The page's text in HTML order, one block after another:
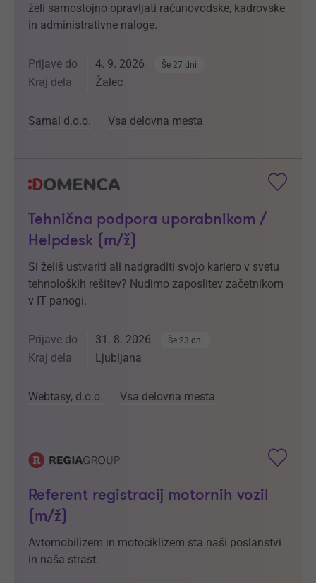
želi samostojno opravljati računovodske, kadrovske
in administrativne naloge.
Prijave do 4. 9. 2026 Še 27 dni
Kraj dela Žalec
Samal d.o.o. Vsa delovna mesta
Tehnična podpora uporabnikom /
Helpdesk (m/ž)
Si želiš ustvariti ali nadgraditi svojo kariero v svetu
tehnoloških rešitev? Nudimo zaposlitev začetnikom
v IT panogi.
Prijave do 31. 8. 2026 Še 23 dni
Kraj dela Ljubljana
Webtasy, d.o.o. Vsa delovna mesta
Referent registracij motornih vozil
(m/ž)
Avtomobilizem in motociklizem sta naši poslanstvi
in naša strast.